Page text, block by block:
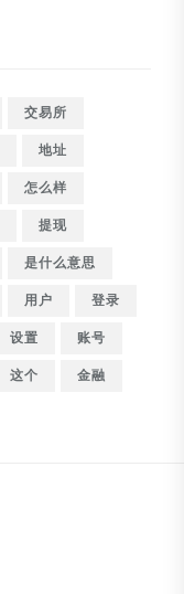
交易所
地址
怎么样
提现
是什么意思
用户
登录
设置
账号
这个
金融